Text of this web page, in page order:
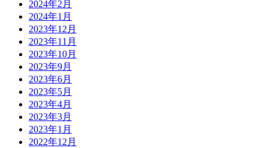
2024年2月
2024年1月
2023年12月
2023年11月
2023年10月
2023年9月
2023年6月
2023年5月
2023年4月
2023年3月
2023年1月
2022年12月